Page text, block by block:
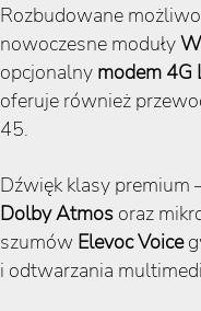
Rozbudowane
nowoczesne moduły
opcjonalny modem 4G
oferuje również
45.
Dźwięk klasy premium
Dolby Atmos oraz
szumów Elevoc Voice
i odtwarzania